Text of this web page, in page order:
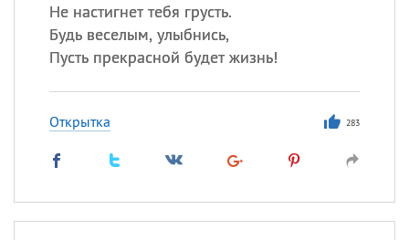
Не настигнет тебя грусть.
Будь веселым, улыбнись,
Пусть прекрасной будет жизнь!
Открытка 283